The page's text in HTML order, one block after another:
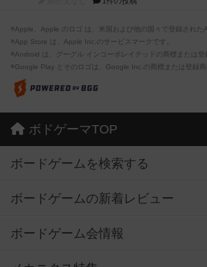
※Apple、Apple のロゴ は、米国および他の国々で登録された
※App Store は、Apple Inc.のサービスマークです。
※Android は、グーグル インコーポレイテッドの商標または登
※Google Play とそのロゴは、Google Inc.の商標または登録商
ボドゲーマTOP
ボードゲームを検索する
ボードゲームの新着レビュー
ボードゲーム会情報